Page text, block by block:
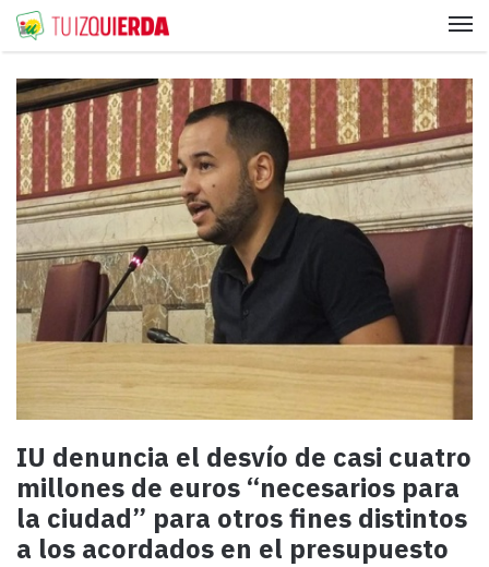
IU denuncia el desvío de casi cuatro
millones de euros “necesarios para
la ciudad” para otros fines distintos
a los acordados en el presupuesto